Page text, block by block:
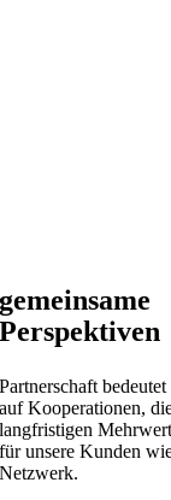
gemeinsame
Perspektiven
Partnerschaft
auf Kooperationen,
langfristigen
für unsere Kunden
Netzwerk.